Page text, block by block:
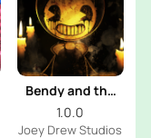
Bendy and the
Dark Revival
1.0.0
Joey Drew Studios